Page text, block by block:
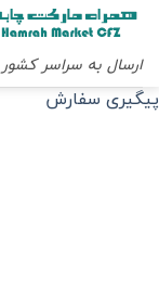
Skip
content
ارسال به سراسر کشور
پیگیری سفارش